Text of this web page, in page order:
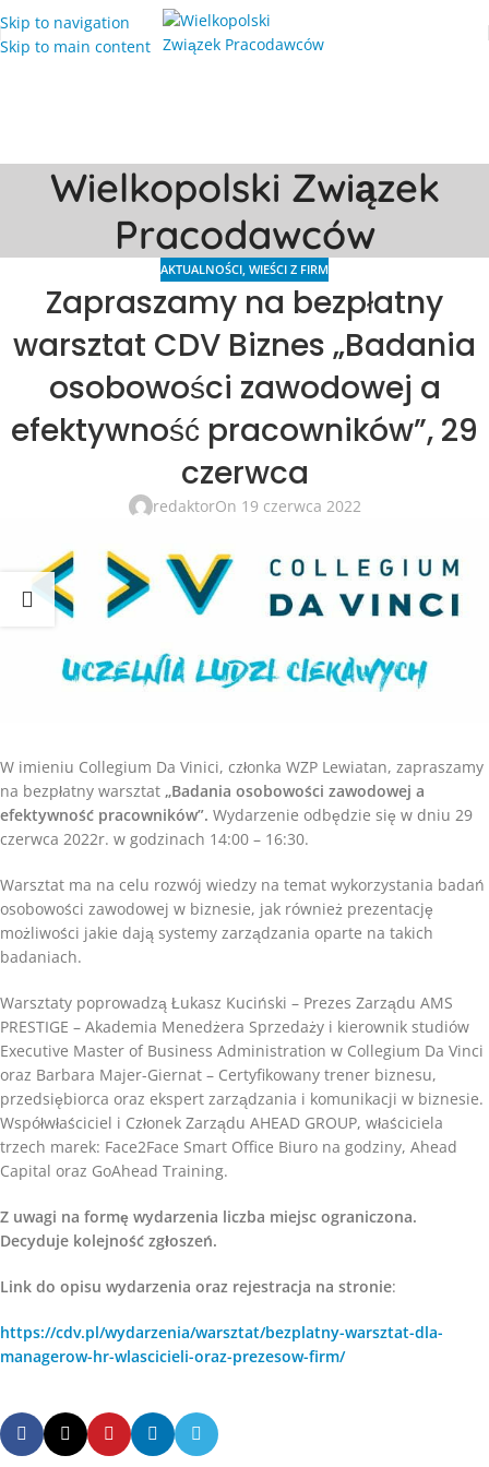
Skip to navigation
Skip to main content
Wielkopolski Związek
Pracodawców
AKTUALNOŚCI, WIEŚCI Z FIRM
Zapraszamy na bezpłatny
warsztat CDV Biznes „Badania
osobowości zawodowej a
efektywność pracowników”, 29
czerwca
redaktorOn 19 czerwca 2022
W imieniu Collegium Da Vinici, członka WZP Lewiatan, zapraszamy
na bezpłatny warsztat „Badania osobowości zawodowej a
efektywność pracowników”. Wydarzenie odbędzie się w dniu 29
czerwca 2022r. w godzinach 14:00 – 16:30.
Warsztat ma na celu rozwój wiedzy na temat wykorzystania badań
osobowości zawodowej w biznesie, jak również prezentację
możliwości jakie dają systemy zarządzania oparte na takich
badaniach.
Warsztaty poprowadzą Łukasz Kuciński – Prezes Zarządu AMS
PRESTIGE – Akademia Menedżera Sprzedaży i kierownik studiów
Executive Master of Business Administration w Collegium Da Vinci
oraz Barbara Majer-Giernat – Certyfikowany trener biznesu,
przedsiębiorca oraz ekspert zarządzania i komunikacji w biznesie.
Współwłaściciel i Członek Zarządu AHEAD GROUP, właściciela
trzech marek: Face2Face Smart Office Biuro na godziny, Ahead
Capital oraz GoAhead Training.
Z uwagi na formę wydarzenia liczba miejsc ograniczona.
Decyduje kolejność zgłoszeń.
Link do opisu wydarzenia oraz rejestracja na stronie:
https://cdv.pl/wydarzenia/warsztat/bezplatny-warsztat-dla-
managerow-hr-wlascicieli-oraz-prezesow-firm/